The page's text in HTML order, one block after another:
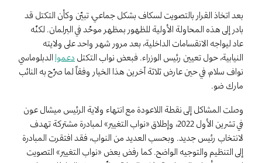
بعد اتخاذ القرار بالتصويت لسكاف بشكل جماعي، تبيّن وكأن التكتل قد
بادر إلى هذه المحاولة الأولية للظهور بمظهر موحّد في البرلمان. لكنّه
عاد ليواجه الانقسامات الداخلية، بعد مرور شهر واحد على ولايته
النيابية، حول تعيين رئيس الوزراء. فبعض نواب التكتلدعمواالدبلوماسي
نواف سلام، في حين عارض ثلاثة آخرين هذا الخيار وفقاً لما صرّح به النائب
مارك ضو.
وصلت المشاكل إلى نقطة اللاعودة مع انتهاء ولاية الرئيس ميشال عون
في تشرين الأول 2022، وإطلاق «نواب التغيير» لمبادرة مشتركة تهدف
لانتخاب رئيس جديد. وبحسب العديد من النواب، فقد افتقرت المبادرة
إلى التنظيم والتوجيه الواضح. كما رفض بعض «نواب التغيير» التصويت